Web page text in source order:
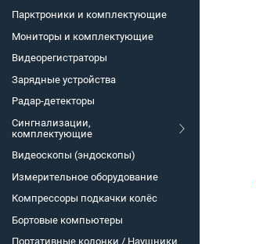
Парктроники и комплектующие
Мониторы и комплектующие
Видеорегистраторы
Зарядные устройства
Радар-детекторы
Сингнализации,
комплектующие
Видеоскопы (эндоскопы)
Измерительное оборудование
Компрессоры подкачки колёс
Бортовые компьютеры
Портативные колонки / Наушники